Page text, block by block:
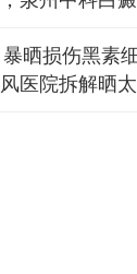
晒损伤黑素
医院拆解晒